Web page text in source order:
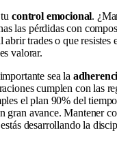
control emocional.
las pérdidas con
abrir trades o que resistes
valorar.
sea la
cumplen con las
el plan 90% del
gran avance. Mantener
desarrollando la